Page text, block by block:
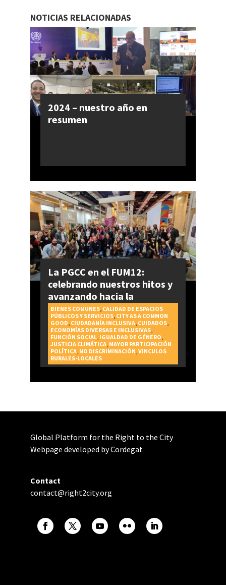
NOTICIAS RELACIONADAS
2024 – nuestro año en
resumen
La PGCC en el FUM12:
celebrando nuestros hitos y
avanzando hacia la
realización del Derecho a la
Ciudad
BIENES COMUNES, CALIDAD DE ESPACIOS
PÚBLICOS Y SERVICIOS, CITY AS A COMMON
GOOD CIUDADANÍA INCLUSIVA, CUIDADOS,
ECONOMÍAS DIVERSAS E INCLUSIVAS,
FUNCIÓN SOCIAL, IGUALDAD DE GÉNERO
JUSTICIA CLIMÁTICA, MAYOR PARTICIPACIÓN
POLÍTICA, NO DISCRIMINACIÓN VINCULOS
RURALES-LOCALES
Global Platform for the Right to the City
Webpage developed by Cordegat
Contact
contact@right2city.org